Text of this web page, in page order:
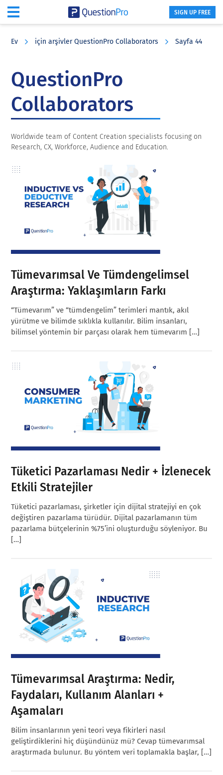
SIGN UP FREE
Ev için arşivler QuestionPro Collaborators Sayfa 44
QuestionPro
Collaborators
Worldwide team of Content Creation specialists focusing on
Research, CX, Workforce, Audience and Education.
Tümevarımsal Ve Tümdengelimsel
Araştırma: Yaklaşımların Farkı
“Tümevarım” ve “tümdengelim” terimleri mantık, akıl
yürütme ve bilimde sıklıkla kullanılır. Bilim insanları,
bilimsel yöntemin bir parçası olarak hem tümevarım […]
Tüketici Pazarlaması Nedir + İzlenecek
Etkili Stratejiler
Tüketici pazarlaması, şirketler için dijital stratejiyi en çok
değiştiren pazarlama türüdür. Dijital pazarlamanın tüm
pazarlama bütçelerinin %75’ini oluşturduğu söyleniyor. Bu
[…]
Tümevarımsal Araştırma: Nedir,
Faydaları, Kullanım Alanları +
Aşamaları
Bilim insanlarının yeni teori veya fikirleri nasıl
geliştirdiklerini hiç düşündünüz mü? Cevap tümevarımsal
araştırmada bulunur. Bu yöntem veri toplamakla başlar, […]